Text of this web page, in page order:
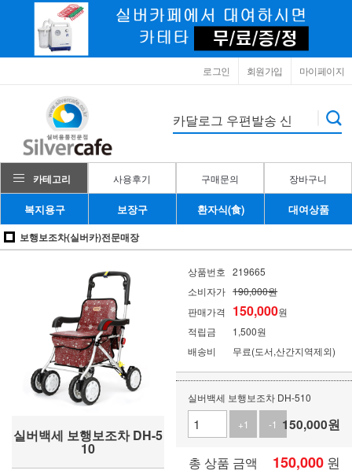
마이페이지
회원가입
로그인
카테고리 사용후기 구매문의 장바구니
복지용구 보장구 환자식(食) 대여상품
보행보조차(실버카)전문매장
실버백세 보행보조차 DH-5
10
상품번호 219665
소비자가 190,000원
판매가격
150,000원
적립금
1,500원
배송비
무료(도서,산간지역제외)
실버백세 보행보조차 DH-510
+1
-1 150,000원
총 상품 금액 150,000 원